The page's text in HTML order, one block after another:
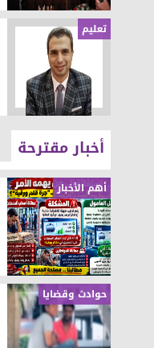
تعليم
أخبار مقترحة
أهم الأخبار
حوادث وقضايا